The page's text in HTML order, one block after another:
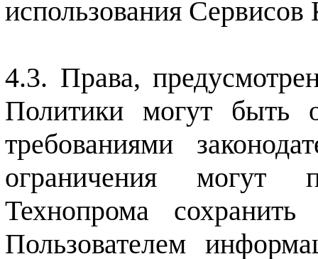
использования
Права,
Политики могут быть
требованиями
ограничения могут
Технопрома
Пользователем